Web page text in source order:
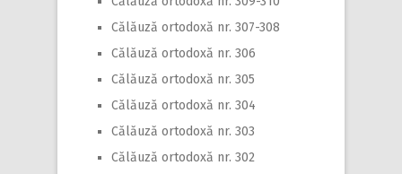
Călăuză ortodoxă nr. 307-308
Călăuză ortodoxă nr. 306
Călăuză ortodoxă nr. 305
Călăuză ortodoxă nr. 304
Călăuză ortodoxă nr. 303
Călăuză ortodoxă nr. 302